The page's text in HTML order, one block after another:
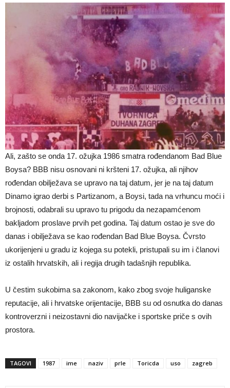
Ali, zašto se onda 17. ožujka 1986 smatra rođendanom Bad Blue
Boysa? BBB nisu osnovani ni kršteni 17. ožujka, ali njihov
rođendan obilježava se upravo na taj datum, jer je na taj datum
Dinamo igrao derbi s Partizanom, a Boysi, tada na vrhuncu moći i
brojnosti, odabrali su upravo tu prigodu da nezapamćenom
bakljadom proslave prvih pet godina. Taj datum ostao je sve do
danas i obilježava se kao rođendan Bad Blue Boysa. Čvrsto
ukorijenjeni u gradu iz kojega su potekli, pristupali su im i članovi
iz ostalih hrvatskih, ali i regija drugih tadašnjih republika.
U čestim sukobima sa zakonom, kako zbog svoje huliganske
reputacije, ali i hrvatske orijentacije, BBB su od osnutka do danas
kontroverzni i neizostavni dio navijačke i sportske priče s ovih
prostora.
TAGOVI 1987 ime naziv prle Toricda uso zagreb